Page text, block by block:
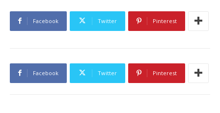
Facebook Twitter Pinterest
Facebook Twitter Pinterest